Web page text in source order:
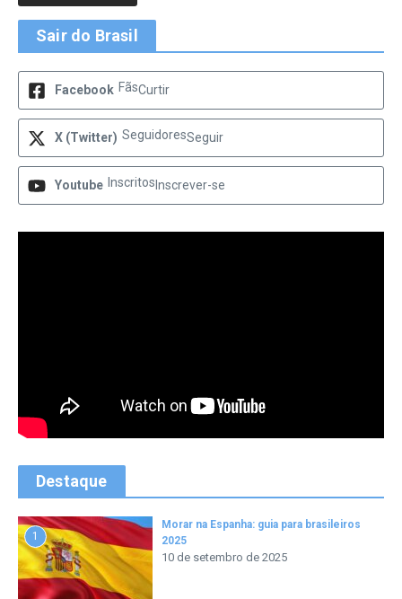
Sair do Brasil
Facebook FãsCurtir
X (Twitter) SeguidoresSeguir
Youtube Inscritos Inscrever-se
Destaque
1
Morar na Espanha: guia para brasileiros
2025
10 de setembro de 2025